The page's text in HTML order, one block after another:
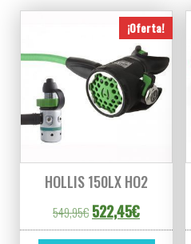
¡Oferta!
HOLLIS 150LX HO2
549,95€ El precio original
522,45€El precio